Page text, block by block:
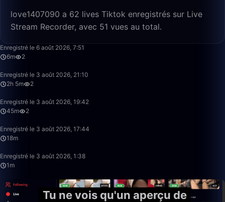
love1407090 a 62 lives Tiktok enregistrés sur Live
Stream Recorder, avec 51 vues au total.
Enregistré le 6 août 2026, 7:51
6m
2
Enregistré le 3 août 2026, 21:10
2h 5m
2
Enregistré le 3 août 2026, 19:42
45m
2
Enregistré le 3 août 2026, 17:44
18m
Enregistré le 3 août 2026, 1:38
1m
Tu ne vois qu'un aperçu de